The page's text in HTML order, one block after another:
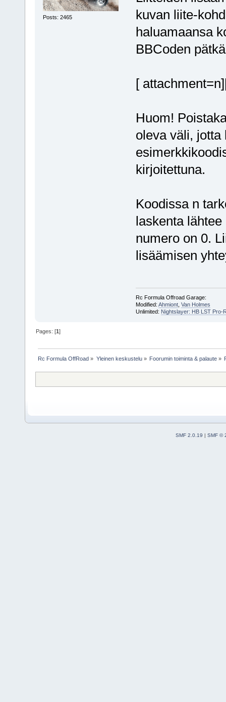
Posts: 2465
kuvan liite-
haluamaansa
BBCoden
[
Huom!
oleva väli, jotta
kirjoitettuna.
Koodissa n
laskenta
numero on 0.
lisäämisen
Rc Formula Offroad Garage:
Modified: Ahmiont, Van Holmes
Unlimited: Nightslayer: HB LST Pro-
Pages: [1]
Rc Formula OffRoad » Yleinen keskustelu» Foorumin toiminta & palaute»
SMF 2.0.19 | SMF ©